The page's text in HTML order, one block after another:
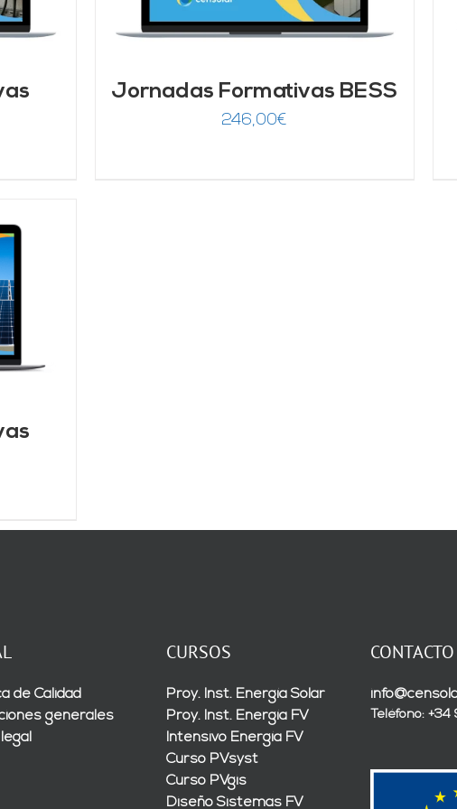
Jornadas Formativas BESS
246,00€
de Calidad
generales
CURSOS
Proy. Inst. Energía Solar
Proy. Inst. Energía FV
Intensivo Energía FV
Curso PVsyst
Curso PVgis
Diseño Sistemas FV
CONTACTO
Teléfono: